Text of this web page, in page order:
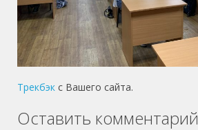
Трекбэк с Вашего сайта.
Оставить комментарий